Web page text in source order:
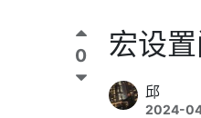
0 宏设
邱
2024-